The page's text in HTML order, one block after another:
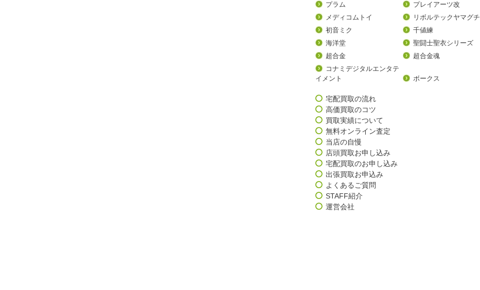
プラム
プレイアーツ改
メディコムトイ
リボルテックヤマグチ
初音ミク
千値練
海洋堂
聖闘士聖衣シリーズ
超合金
超合金魂
コナミデジタルエンタテ
イメント
ボークス
宅配買取の流れ
高価買取のコツ
買取実績について
無料オンライン査定
当店の自慢
店頭買取お申し込み
宅配買取のお申し込み
出張買取お申込み
よくあるご質問
STAFF紹介
運営会社